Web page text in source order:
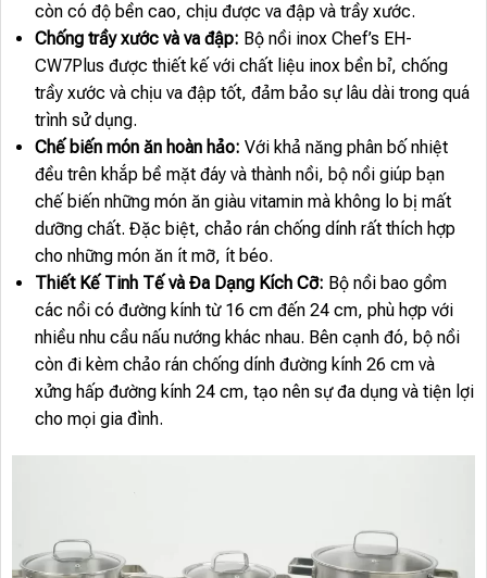
còn có độ bền cao, chịu được va đập và trầy xước.
Chống trầy xước và va đập: Bộ nồi inox Chef’s EH-
CW7Plus được thiết kế với chất liệu inox bền bỉ, chống
trầy xước và chịu va đập tốt, đảm bảo sự lâu dài trong quá
trình sử dụng.
Chế biến món ăn hoàn hảo: Với khả năng phân bố nhiệt
đều trên khắp bề mặt đáy và thành nồi, bộ nồi giúp bạn
chế biến những món ăn giàu vitamin mà không lo bị mất
dưỡng chất. Đặc biệt, chảo rán chống dính rất thích hợp
cho những món ăn ít mỡ, ít béo.
Thiết Kế Tinh Tế và Đa Dạng Kích Cỡ: Bộ nồi bao gồm
các nồi có đường kính từ 16 cm đến 24 cm, phù hợp với
nhiều nhu cầu nấu nướng khác nhau. Bên cạnh đó, bộ nồi
còn đi kèm chảo rán chống dính đường kính 26 cm và
xửng hấp đường kính 24 cm, tạo nên sự đa dụng và tiện lợi
cho mọi gia đình.